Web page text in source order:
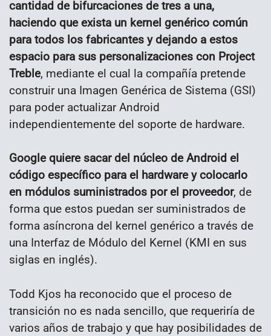
cantidad de bifurcaciones de tres a una,
haciendo que exista un kernel genérico común
para todos los fabricantes y dejando a estos
espacio para sus personalizaciones con Project
Treble, mediante el cual la compañía pretende
construir una Imagen Genérica de Sistema (GSI)
para poder actualizar Android
independientemente del soporte de hardware.
Google quiere sacar del núcleo de Android el
código específico para el hardware y colocarlo
en módulos suministrados por el proveedor, de
forma que estos puedan ser suministrados de
forma asíncrona del kernel genérico a través de
una Interfaz de Módulo del Kernel (KMI en sus
siglas en inglés).
Todd Kjos ha reconocido que el proceso de
transición no es nada sencillo, que requeriría de
varios años de trabajo y que hay posibilidades de